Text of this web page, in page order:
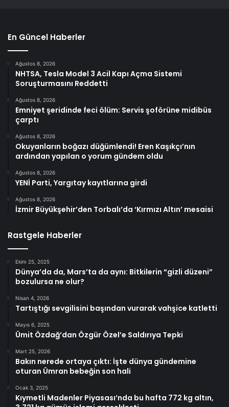
En Güncel Haberler
Ağustos 8, 2026
NHTSA, Tesla Model 3 Acil Kapı Açma Sistemi
Soruşturmasını Reddetti
Ağustos 8, 2026
Emniyet şeridinde feci ölüm: Servis şoförüne midibüs
çarptı
Ağustos 8, 2026
Okuyanların boğazı düğümlendi! Eren Kaşıkçı’nın
ardından yapılan o yorum gündem oldu
Ağustos 8, 2026
YENİ Parti, Yargıtay kayıtlarına girdi
Ağustos 8, 2026
İzmir Büyükşehir’den Torbalı’da ‘Kırmızı Altın’ mesaisi
Rastgele Haberler
Ekim 25, 2025
Dünya’da da, Mars’ta da aynı: Bitkilerin “gizli düzeni”
bozulursa ne olur?
Nisan 4, 2026
Tartıştığı sevgilisini başından vurarak vahşice katletti
Mayıs 6, 2025
Ümit Özdağ’dan Özgür Özel’e Saldırıya Tepki
Mart 25, 2026
Bakın nerede ortaya çıktı: İşte dünya gündemine
oturan Ümran bebeğin son hali
Ocak 3, 2025
Kıymetli Madenler Piyasası’nda bu hafta 772 kg altın,